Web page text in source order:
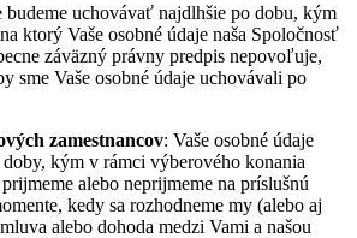
budeme uchovávať najdlhšie po dobu, kým
ktorý Vaše osobné údaje naša Spoločnosť
záväzný právny predpis nepovoľuje,
sme Vaše osobné údaje uchovávali po
zamestnancov: Vaše osobné údaje
kým v rámci výberového konania
alebo neprijmeme na príslušnú
kedy sa rozhodneme my (alebo aj
alebo dohoda medzi Vami a našou